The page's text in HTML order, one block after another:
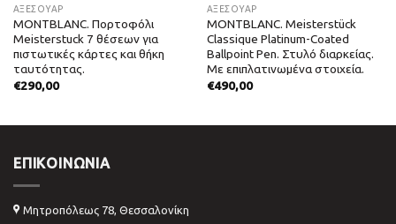
ΑΞΕΣΟΥΑΡ
MONTBLANC. Πορτοφόλι
Meisterstuck 7 θέσεων για
πιστωτικές κάρτες και θήκη
ταυτότητας.
€290,00
ΑΞΕΣΟΥΑΡ
MONTBLANC. Meisterstück
Classique Platinum-Coated
Ballpoint Pen. Στυλό διαρκείας.
Με επιπλατινωμένα στοιχεία.
€490,00
ΕΠΙΚΟΙΝΩΝΊΑ
Μητροπόλεως 78, Θεσσαλονίκη